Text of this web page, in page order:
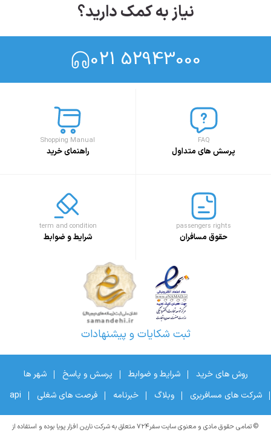
نیاز به کمک دارید؟
021 52943000
FAQ
پرسش های متداول
Shopping Manual
راهنمای خرید
passengers rights
حقوق مسافران
term and condition
شرایط و ضوابط
ثبت شکایات و پیشنهادات
روش های خرید شرایط و ضوابط پرسش و پاسخ
شهر ها
شرکت های مسافربری
وبلاگ خبرنامه فرصت های شغلی api
© تمامی حقوق مادی و معنوی سایت سفر۷۲۴ متعلق به شرکت نارین افزار پویا بوده و استفاده از